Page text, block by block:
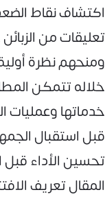
اكتشاف نقاط
تعليقات من
ومنحهم نظرة
خلاله تتمكن
خدماتها
قبل استقبال
تحسين الأداء قبل
المقال تعريف